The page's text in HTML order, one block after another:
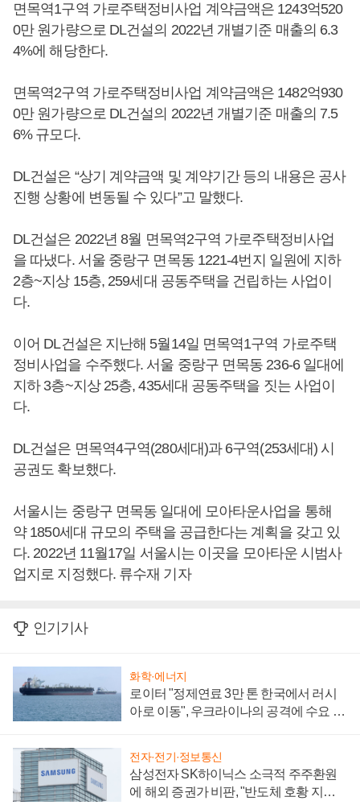
면목역1구역 가로주택정비사업 계약금액은 1243억520
0만 원가량으로 DL건설의 2022년 개별기준 매출의 6.3
4%에 해당한다.
면목역2구역 가로주택정비사업 계약금액은 1482억930
0만 원가량으로 DL건설의 2022년 개별기준 매출의 7.5
6% 규모다.
DL건설은 “상기 계약금액 및 계약기간 등의 내용은 공사
진행 상황에 변동될 수 있다”고 말했다.
DL건설은 2022년 8월 면목역2구역 가로주택정비사업
을 따냈다. 서울 중랑구 면목동 1221-4번지 일원에 지하
2층~지상 15층, 259세대 공동주택을 건립하는 사업이
다.
이어 DL건설은 지난해 5월14일 면목역1구역 가로주택
정비사업을 수주했다. 서울 중랑구 면목동 236-6 일대에
지하 3층~지상 25층, 435세대 공동주택을 짓는 사업이
다.
DL건설은 면목역4구역(280세대)과 6구역(253세대) 시
공권도 확보했다.
서울시는 중랑구 면목동 일대에 모아타운사업을 통해
약 1850세대 규모의 주택을 공급한다는 계획을 갖고 있
다. 2022년 11월17일 서울시는 이곳을 모아타운 시범사
업지로 지정했다. 류수재 기자
인기기사
화학·에너지
로이터 "정제연료 3만 톤 한국에서 러시
아로 이동", 우크라이나의 공격에 수요 늘
전자·전기·정보통신
삼성전자 SK하이닉스 소극적 주주환원
에 해외 증권가 비판, "반도체 호황 지속